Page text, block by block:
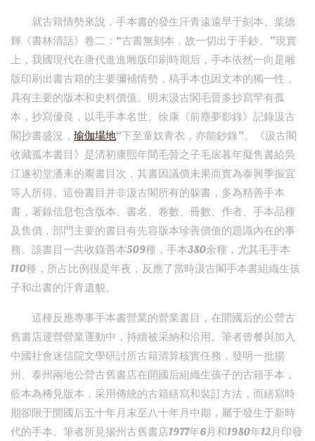
就古籍情勢來說，手本書的發生汗青遠遠早于刻本。葉德
輝《書林清話》卷二：“古書無刻本，故一切出于手鈔。”現實
上，我國現代在唐代進進雕版印刷時期后，手本依然一向是雕
版印刷出書古籍的主要彌補情勢，稿手本也因文本的獨一性，
具有主要的版本和史料價值。明末汲古閣毛晉多抄寫罕有孤
本，抄寫優良，以毛手本名世。徐康《前塵夢影錄》記錄汲古
閣抄書盛況， 瑜伽場地“下至童奴青衣，亦能鈔錄”。《汲古閣
收藏孤本書目》是清初康熙年間毛晉之子毛扆暮年擬售書給吳
江遂初堂潘耒的鬻書目次，其書因議價未果而實為泰興季振宜
等人所得。這份書目并非汲古閣所有的躲書，多為精善手本
書，著錄信息包含版本、書名、卷數、冊數、作者、手本品種
及售價，部門主要的書目有先容版本珍善價值的題識內在的事
務。該書目一共收錄善本509種，手本380余種，尤其毛手本
110種，所占比例很是年夜，反應了當時汲古閣手本書組織生孩
子和出書的汗青遺貌。
這種反應專事手本書營業的營業書目，在開國后的公營古
舊書店運營營業運動中，持續被采納和沿用。筆者曾餐與加入
中國社會迷信院文學研討所古籍清算核實任務，發明一批揚
州、泰州兩地公營古舊書店在開國后組織生孩子的古籍手本，
藍本為稀見版本，采用傳統的古籍繕寫和裝訂方法，而繕寫時
期卻限于開國后五十年月末至八十年月中期，屬于發生于新時
代的手本。筆者所見揚州古舊書店1977年6月和1980年12月印發